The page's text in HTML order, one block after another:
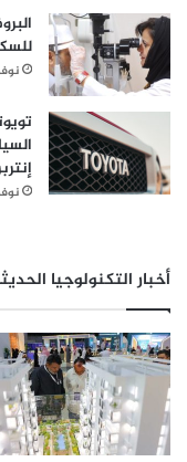
نوفمبر
نوفمبر
أخبار التكنولوجيا